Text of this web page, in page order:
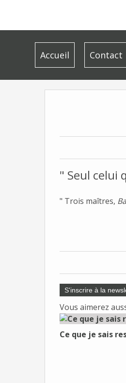
Accueil Contact
" Seul celui
" Trois maîtres,
S'inscrire à la
Vous aimerez
Ce que je sais